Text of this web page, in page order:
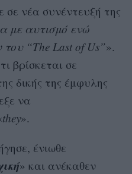
σε νέα συνέντευξή της
με αυτισμό ενώ
του “The Last of Us”».
βρίσκεται σε
δικής της έμφυλης
να
they».
ένιωθε
» και ανέκαθεν